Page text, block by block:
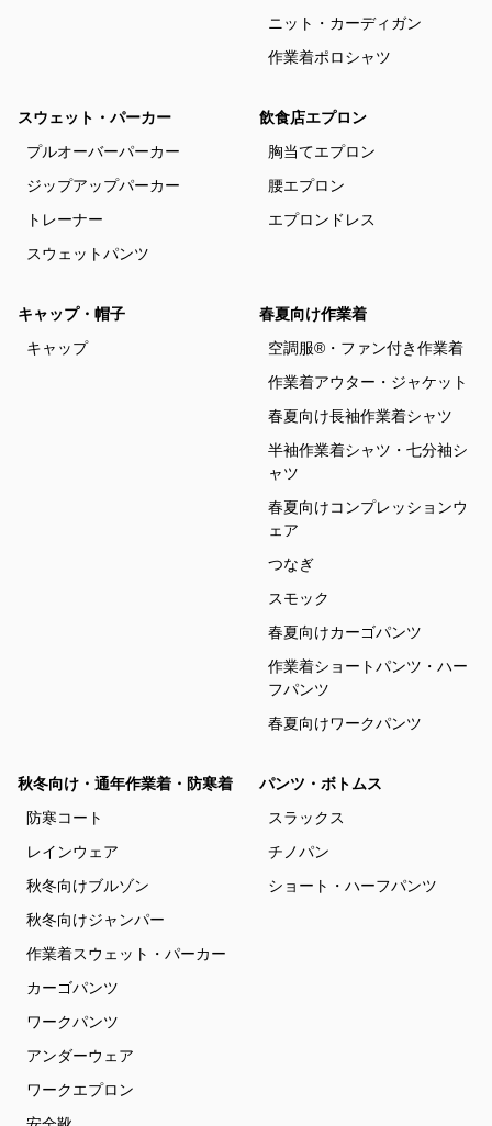
ニット・カーディガン
作業着ポロシャツ
スウェット・パーカー
プルオーバーパーカー
ジップアップパーカー
トレーナー
スウェットパンツ
飲食店エプロン
胸当てエプロン
腰エプロン
エプロンドレス
キャップ・帽子
キャップ
春夏向け作業着
空調服®・ファン付き作業着
作業着アウター・ジャケット
春夏向け長袖作業着シャツ
半袖作業着シャツ・七分袖シ
ャツ
春夏向けコンプレッションウ
ェア
つなぎ
スモック
春夏向けカーゴパンツ
作業着ショートパンツ・ハー
フパンツ
春夏向けワークパンツ
秋冬向け・通年作業着・防寒着
防寒コート
レインウェア
秋冬向けブルゾン
秋冬向けジャンパー
作業着スウェット・パーカー
カーゴパンツ
ワークパンツ
アンダーウェア
ワークエプロン
パンツ・ボトムス
スラックス
チノパン
ショート・ハーフパンツ